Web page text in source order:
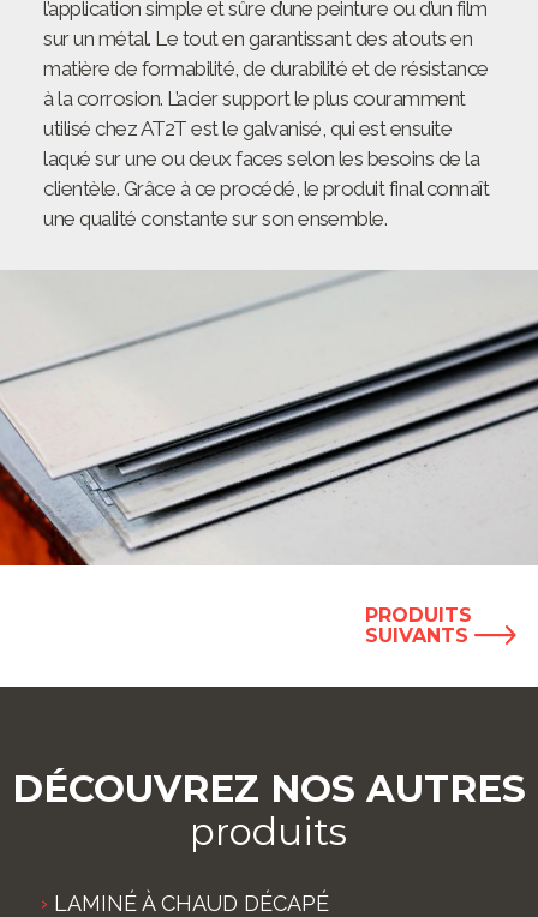
l’application simple et sûre d’une peinture ou d’un film
sur un métal. Le tout en garantissant des atouts en
matière de formabilité, de durabilité et de résistance
à la corrosion. L’acier support le plus couramment
utilisé chez AT2T est le galvanisé, qui est ensuite
laqué sur une ou deux faces selon les besoins de la
clientèle. Grâce à ce procédé, le produit final connaît
une qualité constante sur son ensemble.
PRODUITS
SUIVANTS
DÉCOUVREZ NOS AUTRES
produits
LAMINÉ À CHAUD DÉCAPÉ